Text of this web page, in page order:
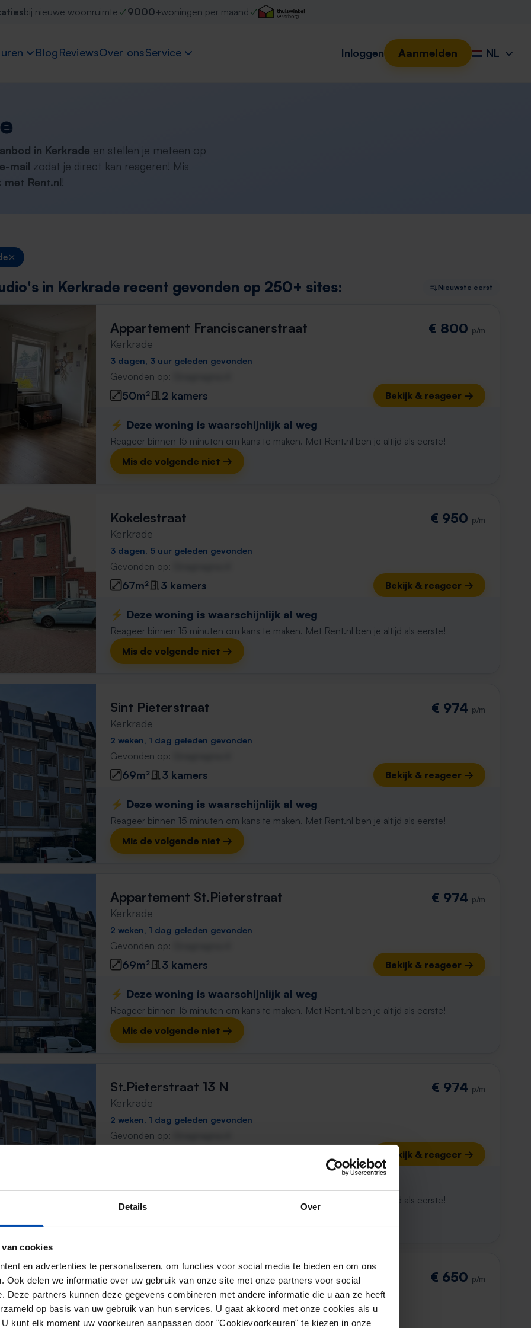
Details Over
cookies
en advertenties te personaliseren, om functies voor social media te bieden en om ons
Ook delen we informatie over uw gebruik van onze site met onze partners voor social
Deze partners kunnen deze gegevens combineren met andere informatie die u aan ze heeft
op basis van uw gebruik van hun services. U gaat akkoord met onze cookies als u
kunt elk moment uw voorkeuren aanpassen door "Cookievoorkeuren" te kiezen in onze
bij nieuwe woonruimte 9000+woningen per maand
BlogReviewsOver onsService Inloggen Aanmelden NL
in Kerkrade en stellen je meteen op
mail zodat je direct kan reageren! Mis
met Rent.nl!
in Kerkrade recent gevonden op 250+ sites: Nieuwste eerst
Appartement Franciscanerstraat
Kerkrade
€ 800 p/m
3 dagen, 3 uur geleden gevonden
Gevonden op:
50m² 2 kamers Bekijk & reageer →
⚡️ Deze woning is waarschijnlijk al weg
Reageer binnen 15 minuten om kans te maken. Met Rent.nl ben je altijd als eerste!
Mis de volgende niet →
Kokelestraat
Kerkrade
€ 950 p/m
3 dagen, 5 uur geleden gevonden
Gevonden op:
67m² 3 kamers Bekijk & reageer →
⚡️ Deze woning is waarschijnlijk al weg
Reageer binnen 15 minuten om kans te maken. Met Rent.nl ben je altijd als eerste!
Mis de volgende niet →
Sint Pieterstraat
Kerkrade
€ 974 p/m
2 weken, 1 dag geleden gevonden
Gevonden op:
69m² 3 kamers Bekijk & reageer →
⚡️ Deze woning is waarschijnlijk al weg
Reageer binnen 15 minuten om kans te maken. Met Rent.nl ben je altijd als eerste!
Mis de volgende niet →
Appartement St.Pieterstraat
Kerkrade
€ 974 p/m
2 weken, 1 dag geleden gevonden
Gevonden op:
69m² 3 kamers Bekijk & reageer →
⚡️ Deze woning is waarschijnlijk al weg
Reageer binnen 15 minuten om kans te maken. Met Rent.nl ben je altijd als eerste!
Mis de volgende niet →
St.Pieterstraat 13 N
Kerkrade
€ 974 p/m
2 weken, 1 dag geleden gevonden
Gevonden op:
Bekijk & reageer →
Reageer binnen 15 minuten om kans te maken. Met Rent.nl ben je altijd als eerste!
Appartement Bleijerheiderstraat
Kerkrade
€ 650 p/m
2 weken, 4 dagen geleden gevonden
Gevonden op:Gnagnagna.nl